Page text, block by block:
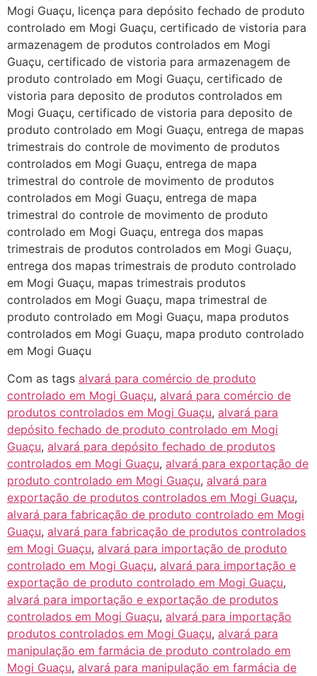
Mogi Guaçu, licença para depósito fechado de produto
controlado em Mogi Guaçu, certificado de vistoria para
armazenagem de produtos controlados em Mogi
Guaçu, certificado de vistoria para armazenagem de
produto controlado em Mogi Guaçu, certificado de
vistoria para deposito de produtos controlados em
Mogi Guaçu, certificado de vistoria para deposito de
produto controlado em Mogi Guaçu, entrega de mapas
trimestrais do controle de movimento de produtos
controlados em Mogi Guaçu, entrega de mapa
trimestral do controle de movimento de produtos
controlados em Mogi Guaçu, entrega de mapa
trimestral do controle de movimento de produto
controlado em Mogi Guaçu, entrega dos mapas
trimestrais de produtos controlados em Mogi Guaçu,
entrega dos mapas trimestrais de produto controlado
em Mogi Guaçu, mapas trimestrais produtos
controlados em Mogi Guaçu, mapa trimestral de
produto controlado em Mogi Guaçu, mapa produtos
controlados em Mogi Guaçu, mapa produto controlado
em Mogi Guaçu
Com as tags alvará para comércio de produto
controlado em Mogi Guaçu, alvará para comércio de
produtos controlados em Mogi Guaçu, alvará para
depósito fechado de produto controlado em Mogi
Guaçu, alvará para depósito fechado de produtos
controlados em Mogi Guaçu, alvará para exportação de
produto controlado em Mogi Guaçu, alvará para
exportação de produtos controlados em Mogi Guaçu,
alvará para fabricação de produto controlado em Mogi
Guaçu, alvará para fabricação de produtos controlados
em Mogi Guaçu, alvará para importação de produto
controlado em Mogi Guaçu, alvará para importação e
exportação de produto controlado em Mogi Guaçu,
alvará para importação e exportação de produtos
controlados em Mogi Guaçu, alvará para importação
produtos controlados em Mogi Guaçu, alvará para
manipulação em farmácia de produto controlado em
Mogi Guaçu, alvará para manipulação em farmácia de